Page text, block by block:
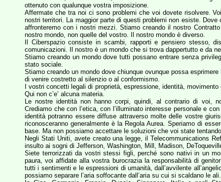
ottenuto con qualunque vostra imposizione.
Affermate che tra noi ci sono problemi che voi dovete risolvere.
nostri territori. La maggior parte di questi problemi non esiste.
affronteremo con i nostri mezzi. Stiamo creando il nostro
nostro mondo, non quelle del vostro. Il nostro mondo è diverso.
Il Ciberspazio consiste in scambi, rapporti e pensiero stesso,
comunicazioni. Il nostro è un mondo che si trova dappertutto e da
Stiamo creando un mondo dove tutti possano entrare senza
stato sociale.
Stiamo creando un mondo dove chiunque ovunque possa
di venire costretto al silenzio o al conformismo.
I vostri concetti legali di proprietà, espressione, identità,
Qui non c’e’ alcuna materia.
Le nostre identità non hanno corpi, quindi, al contrario di voi,
Crediamo che con l’etica, con l’illuminato interesse personale e
identità potranno essere diffuse attraverso molte delle vostre
riconosceranno generalmente è la Regola Aurea. Speriamo di
base. Ma non possiamo accettare le soluzioni che voi state
Negli Stati Uniti, avete creato una legge, il Telecommunications
insulto ai sogni di Jefferson, Washington, Mill, Madison,
Siete terrorizzati da vostri stessi figli, perché sono nativi in un
paura, voi affidate alla vostra burocrazia la responsabilità di
tutti i sentimenti e le espressioni di umanità, dall’avvilente
possiamo separare l’aria soffocante dall’aria su cui si scaldano le ali.